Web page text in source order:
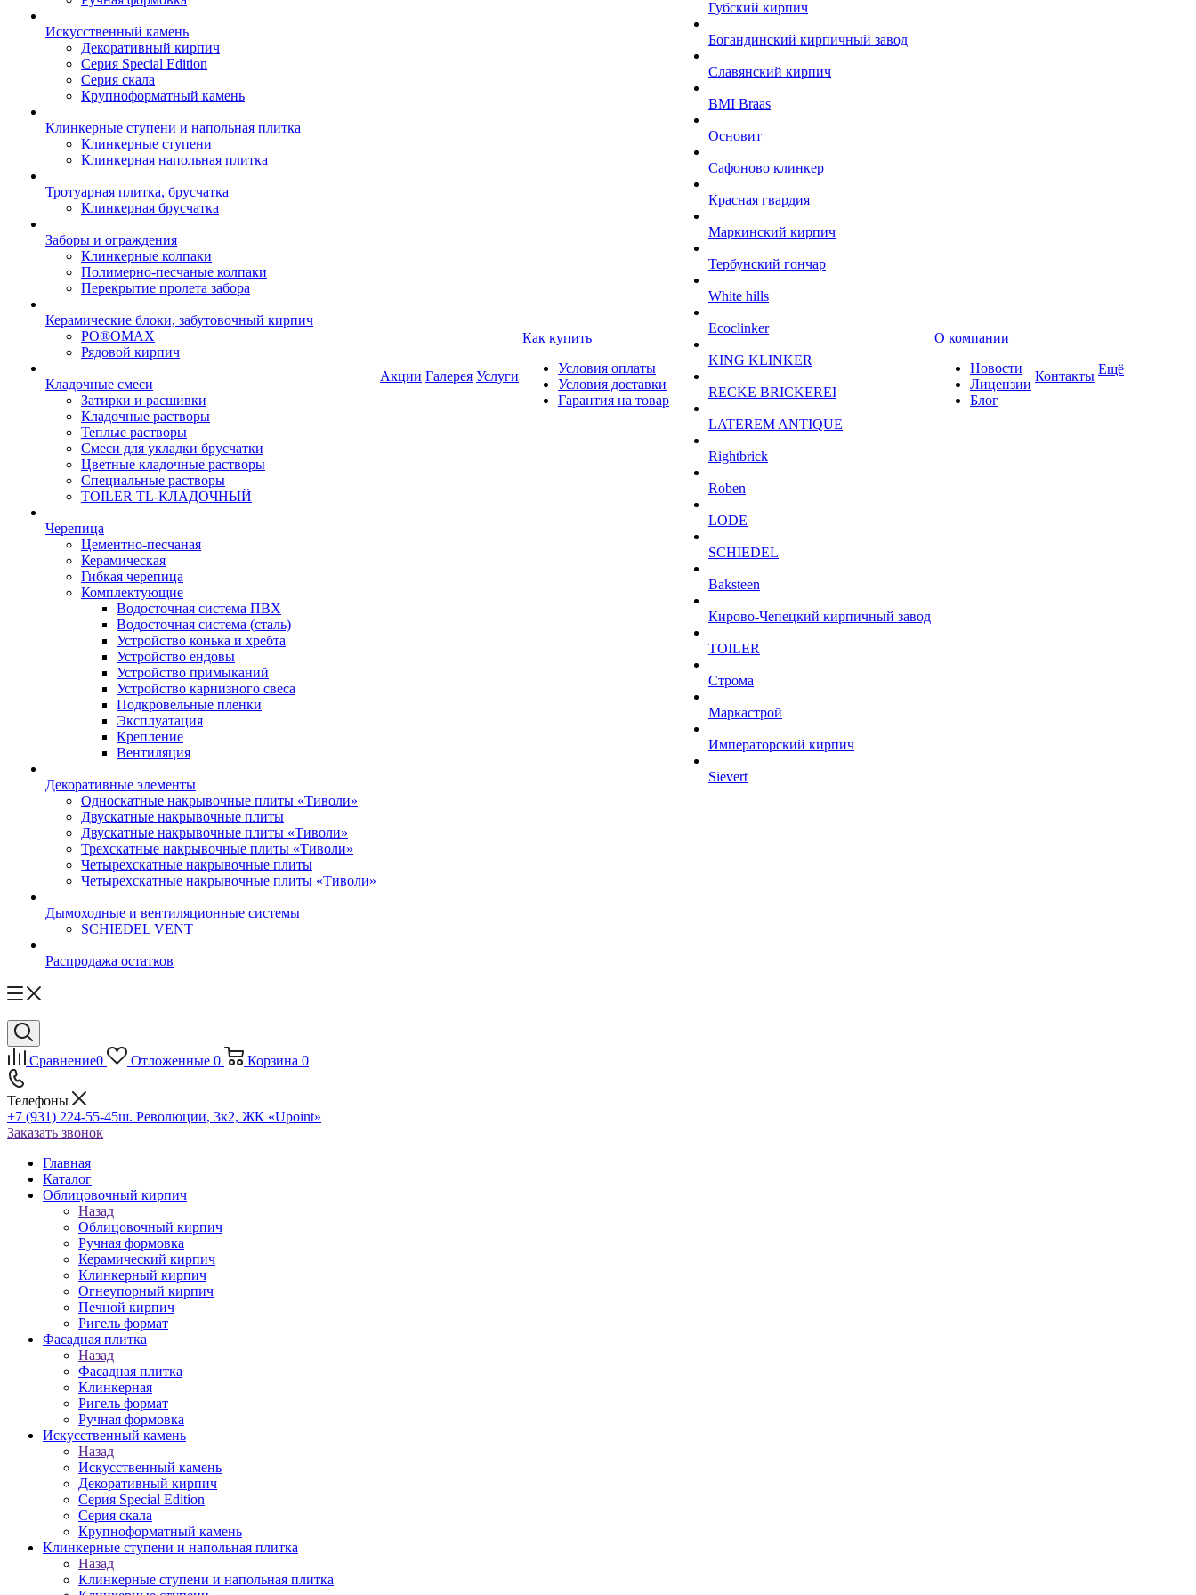
Искусственный камень
Декоративный кирпич
Серия Special Edition
Серия скала
Крупноформатный камень
Клинкерные ступени и напольная плитка
Клинкерные ступени
Клинкерная напольная плитка
Тротуарная плитка, брусчатка
Клинкерная брусчатка
Заборы и ограждения
Клинкерные колпаки
Полимерно-песчаные колпаки
Перекрытие пролета забора
Керамические блоки, забутовочный кирпич
PO®OMAX
Рядовой кирпич
Кладочные смеси
Затирки и расшивки
Кладочные растворы
Теплые растворы
Смеси для укладки брусчатки
Цветные кладочные растворы
Специальные растворы
TOILER TL-КЛАДОЧНЫЙ
Черепица
Цементно-песчаная
Керамическая
Гибкая черепица
Комплектующие
Водосточная система ПВХ
Водосточная система (сталь)
Устройство конька и хребта
Устройство ендовы
Устройство примыканий
Устройство карнизного свеса
Подкровельные пленки
Эксплуатация
Крепление
Вентиляция
Декоративные элементы
Односкатные накрывочные плиты «Тиволи»
Двускатные накрывочные плиты
Двускатные накрывочные плиты «Тиволи»
Трехскатные накрывочные плиты «Тиволи»
Четырехскатные накрывочные плиты
Четырехскатные накрывочные плиты «Тиволи»
Дымоходные и вентиляционные системы
SCHIEDEL VENT
Распродажа остатков
Акции Галерея Услуги
Как купить
Условия оплаты
Условия доставки
Гарантия на товар
Губский кирпич
Богандинский кирпичный завод
Славянский кирпич
BMI Braas
Основит
Сафоново клинкер
Красная гвардия
Маркинский кирпич
Тербунский гончар
White hills
Ecoclinker
KING KLINKER
RECKE BRICKEREI
LATEREM ANTIQUE
Rightbrick
Roben
LODE
SCHIEDEL
Baksteen
Кирово-Чепецкий кирпичный завод
TOILER
Строма
Маркастрой
Императорский кирпич
Sievert
О компании
Новости
Лицензии
Блог
Контакты Ещё
Сравнение0 Отложенные 0 Корзина 0
Телефоны
+7 (931) 224-55-45ш. Революции, 3к2, ЖК «Upoint»
Заказать звонок
Главная
Каталог
Облицовочный кирпич
Назад
Облицовочный кирпич
Ручная формовка
Керамический кирпич
Клинкерный кирпич
Огнеупорный кирпич
Печной кирпич
Ригель формат
Фасадная плитка
Назад
Фасадная плитка
Клинкерная
Ригель формат
Ручная формовка
Искусственный камень
Назад
Искусственный камень
Декоративный кирпич
Серия Special Edition
Серия скала
Крупноформатный камень
Клинкерные ступени и напольная плитка
Назад
Клинкерные ступени и напольная плитка